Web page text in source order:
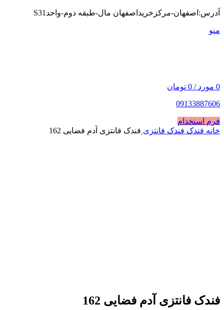
آدرس:اصفهان-مرکزخریداصفهان مال-طبقه دوم-واحدS31
منو
0 مورد /
0 تومان
09133887606
فرم استخدام
خانه فندک فندک فانتزی فندک فانتزی آدم فضایی 162
فندک فانتزی آدم فضایی 162